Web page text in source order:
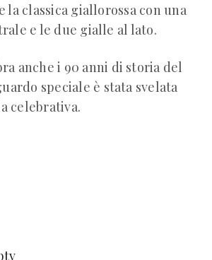
la classica giallorossa con una
e le due gialle al lato.
anche i 90 anni di storia del
speciale è stata svelata
celebrativa.